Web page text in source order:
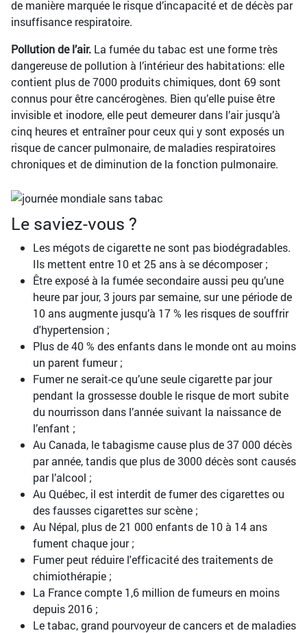
de manière marquée le risque d’incapacité et de décès par
insuffisance respiratoire.
Pollution de l’air. La fumée du tabac est une forme très
dangereuse de pollution à l’intérieur des habitations: elle
contient plus de 7000 produits chimiques, dont 69 sont
connus pour être cancérogènes. Bien qu’elle puise être
invisible et inodore, elle peut demeurer dans l’air jusqu’à
cinq heures et entraîner pour ceux qui y sont exposés un
risque de cancer pulmonaire, de maladies respiratoires
chroniques et de diminution de la fonction pulmonaire.
Le saviez-vous ?
Les mégots de cigarette ne sont pas biodégradables.
Ils mettent entre 10 et 25 ans à se décomposer ;
Être exposé à la fumée secondaire aussi peu qu’une
heure par jour, 3 jours par semaine, sur une période de
10 ans augmente jusqu’à 17 % les risques de souffrir
d'hypertension ;
Plus de 40 % des enfants dans le monde ont au moins
un parent fumeur ;
Fumer ne serait-ce qu’une seule cigarette par jour
pendant la grossesse double le risque de mort subite
du nourrisson dans l’année suivant la naissance de
l’enfant ;
Au Canada, le tabagisme cause plus de 37 000 décès
par année, tandis que plus de 3000 décès sont causés
par l’alcool ;
Au Québec, il est interdit de fumer des cigarettes ou
des fausses cigarettes sur scène ;
Au Népal, plus de 21 000 enfants de 10 à 14 ans
fument chaque jour ;
Fumer peut réduire l'efficacité des traitements de
chimiothérapie ;
La France compte 1,6 million de fumeurs en moins
depuis 2016 ;
Le tabac, grand pourvoyeur de cancers et de maladies